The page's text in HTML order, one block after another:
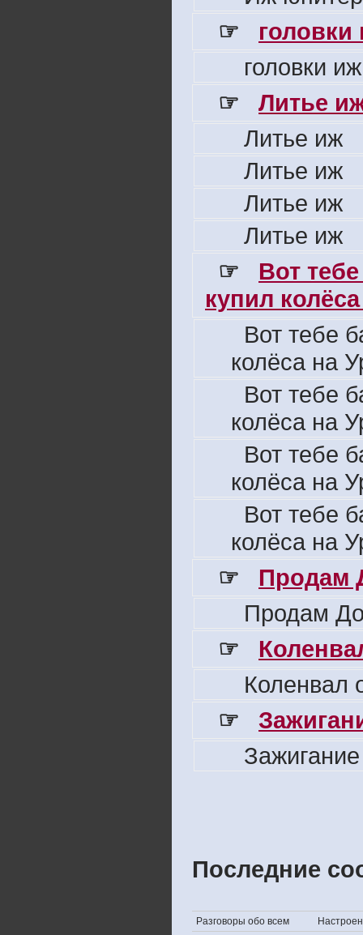
☞
головки
☞
Литье
Литье иж
Литье иж
Литье иж
Литье иж
☞
Вот
купил
Вот тебе
колёса на
Вот тебе
колёса на
Вот тебе
колёса на
Вот тебе
колёса на
☞
Продам
Продам
☞
Коленвал
☞
Последние
Разговоры обо всем